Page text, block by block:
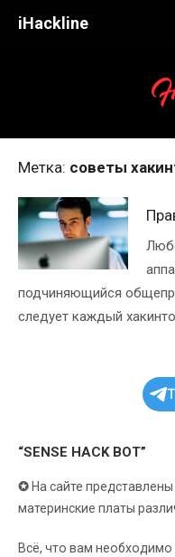
iHackline
Метка: советы
подчиняющийся
следует каждый
“SENSE HACK BOT”
✪ На сайте
материнские платы
Всё, что вам необходимо